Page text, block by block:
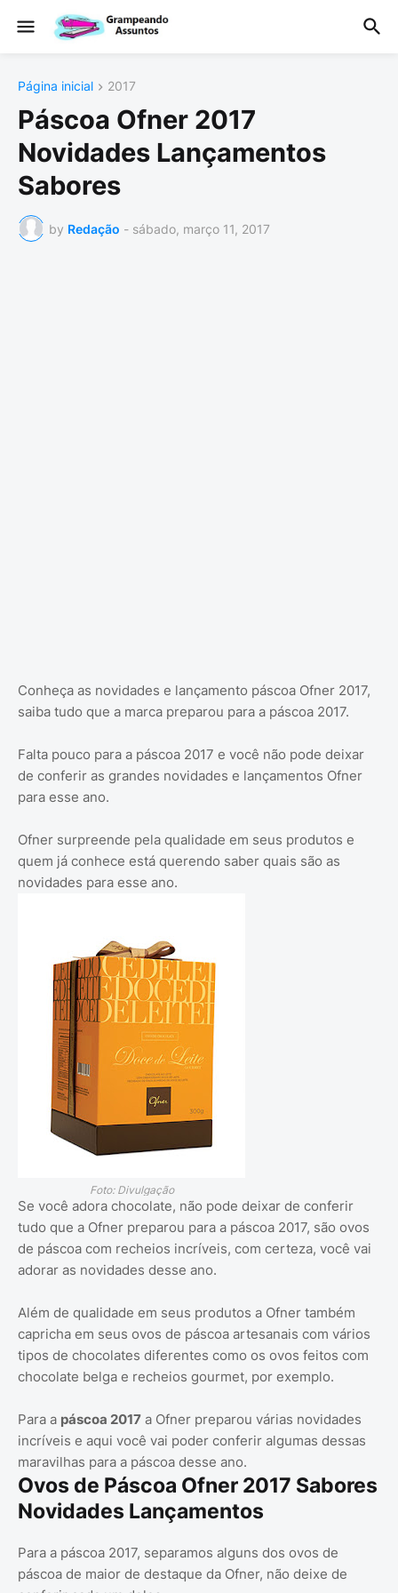
Página inicial 2017
Páscoa Ofner 2017
Novidades Lançamentos
Sabores
by Redação - sábado, março 11, 2017
Conheça as novidades e lançamento páscoa Ofner 2017,
saiba tudo que a marca preparou para a páscoa 2017.
Falta pouco para a páscoa 2017 e você não pode deixar
de conferir as grandes novidades e lançamentos Ofner
para esse ano.
Ofner surpreende pela qualidade em seus produtos e
quem já conhece está querendo saber quais são as
novidades para esse ano.
Foto: Divulgação
Se você adora chocolate, não pode deixar de conferir
tudo que a Ofner preparou para a páscoa 2017, são ovos
de páscoa com recheios incríveis, com certeza, você vai
adorar as novidades desse ano.
Além de qualidade em seus produtos a Ofner também
capricha em seus ovos de páscoa artesanais com vários
tipos de chocolates diferentes como os ovos feitos com
chocolate belga e recheios gourmet, por exemplo.
Para a páscoa 2017 a Ofner preparou várias novidades
incríveis e aqui você vai poder conferir algumas dessas
maravilhas para a páscoa desse ano.
Ovos de Páscoa Ofner 2017 Sabores
Novidades Lançamentos
Para a páscoa 2017, separamos alguns dos ovos de
páscoa de maior de destaque da Ofner, não deixe de